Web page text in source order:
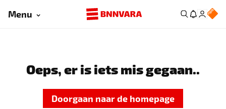
Menu
Oeps, er is iets mis gegaan..
Doorgaan naar de homepage